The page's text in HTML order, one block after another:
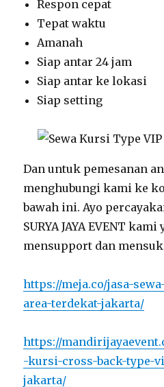
Respon cepat
Tepat waktu
Amanah
Siap antar 24 jam
Siap antar ke lokasi
Siap setting
Dan untuk pemesanan
menghubungi kami ke
bawah ini. Ayo
SURYA JAYA EVENT
mensupport dan
https://meja.co/jasa-
area-terdekat-jakarta/
https://
-kursi-cross-back-type-
jakarta/